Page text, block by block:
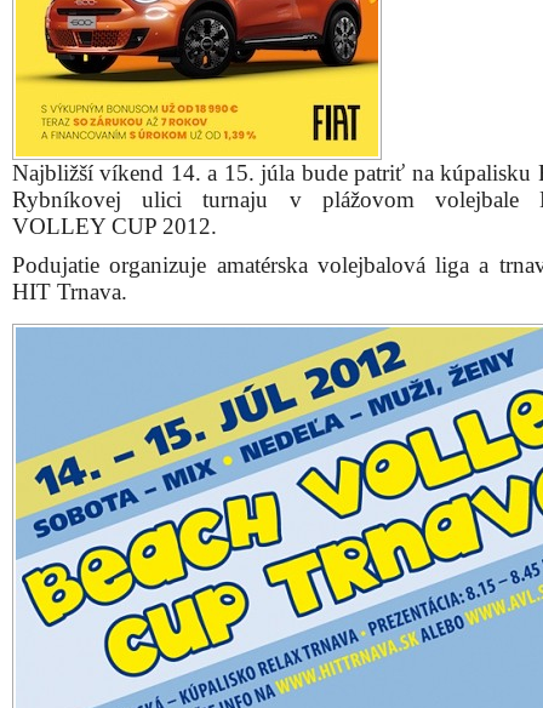
Najbližší víkend 14. a 15. júla bude patriť na kúpalisku
Rybníkovej ulici turnaju v plážovom volejbale
VOLLEY CUP 2012.
Podujatie organizuje amatérska volejbalová liga a
HIT Trnava.